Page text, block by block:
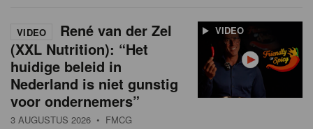
VIDEO
VIDEO
René van der Zel
(XXL Nutrition): “Het
huidige beleid in
Nederland is niet gunstig
voor ondernemers”
3 AUGUSTUS 2026 • FMCG